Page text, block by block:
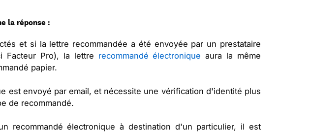
la réponse :
et si la lettre recommandée a été envoyée par un prestataire
Facteur Pro), la lettre recommandé électronique aura la même
papier.
est envoyé par email, et nécessite une vérification d'identité plus
de recommandé.
recommandé électronique à destination d'un particulier, il est